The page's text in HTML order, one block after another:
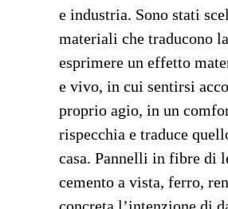
e industria. Sono stati
materiali che traducono
esprimere un effetto
e vivo, in cui sentirsi
proprio agio, in un
rispecchia e traduce
casa. Pannelli in fibre di
cemento a vista, ferro,